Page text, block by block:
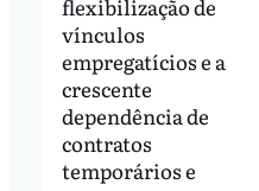
flexibilização de
vínculos
empregatícios e a
crescente
dependência de
contratos
temporários e